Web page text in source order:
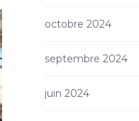
octobre 2024
septembre 2024
juin 2024